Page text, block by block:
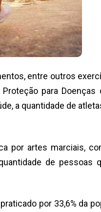
entre outros
para Doenças
a quantidade de
por artes marciais,
de pessoas
por 33,6% da